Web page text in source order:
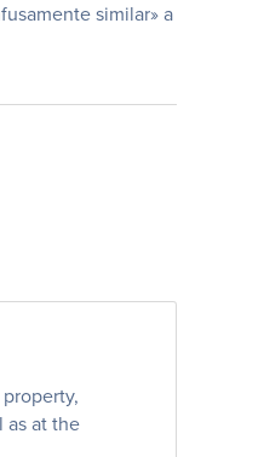
similar» a
as at the